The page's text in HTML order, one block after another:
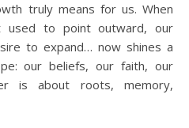
truly means for us. When
used to point outward, our
to expand… now shines a
our beliefs, our faith, our
is about roots, memory,